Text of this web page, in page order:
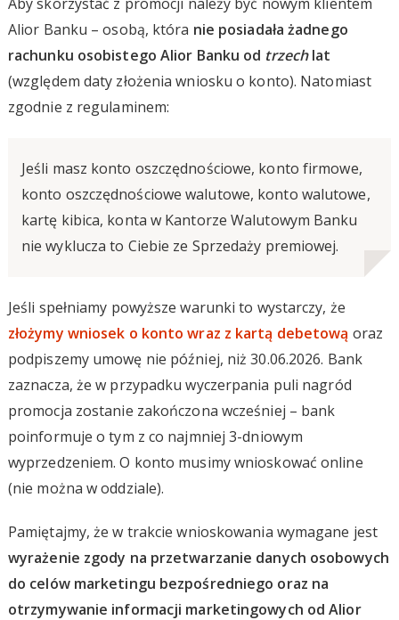
Alior Banku – osobą, która nie posiadała żadnego
rachunku osobistego Alior Banku od trzechlat
(względem daty złożenia wniosku o konto). Natomiast
zgodnie z regulaminem:
Jeśli masz konto oszczędnościowe, konto firmowe,
konto oszczędnościowe walutowe, konto walutowe,
kartę kibica, konta w Kantorze Walutowym Banku
nie wyklucza to Ciebie ze Sprzedaży premiowej.
Jeśli spełniamy powyższe warunki to wystarczy, że
złożymy wniosek o konto wraz z kartą debetową oraz
podpiszemy umowę nie później, niż 30.06.2026. Bank
zaznacza, że w przypadku wyczerpania puli nagród
promocja zostanie zakończona wcześniej – bank
poinformuje o tym z co najmniej 3-dniowym
wyprzedzeniem. O konto musimy wnioskować online
(nie można w oddziale).
Pamiętajmy, że w trakcie wnioskowania wymagane jest
wyrażenie zgody na przetwarzanie danych osobowych
do celów marketingu bezpośredniego oraz na
otrzymywanie informacji marketingowych od Alior